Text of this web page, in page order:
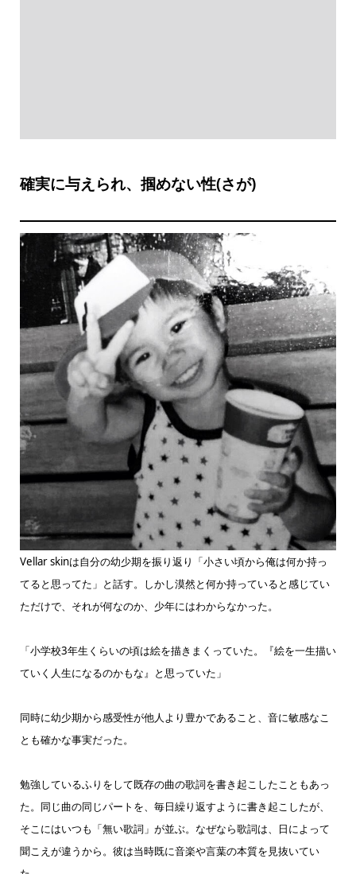
確実に与えられ、掴めない性(さが)
Vellar skinは自分の幼少期を振り返り「小さい頃から俺は何か持っ
てると思ってた」と話す。しかし漠然と何か持っていると感じてい
ただけで、それが何なのか、少年にはわからなかった。
「小学校3年生くらいの頃は絵を描きまくっていた。『絵を一生描い
ていく人生になるのかもな』と思っていた」
同時に幼少期から感受性が他人より豊かであること、音に敏感なこ
とも確かな事実だった。
勉強しているふりをして既存の曲の歌詞を書き起こしたこともあっ
た。同じ曲の同じパートを、毎日繰り返すように書き起こしたが、
そこにはいつも「無い歌詞」が並ぶ。なぜなら歌詞は、日によって
聞こえが違うから。彼は当時既に音楽や言葉の本質を見抜いてい